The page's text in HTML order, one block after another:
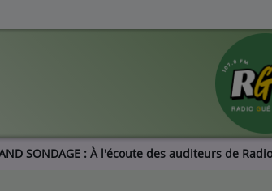
GRAND SONDAGE : À l'écoute des auditeurs